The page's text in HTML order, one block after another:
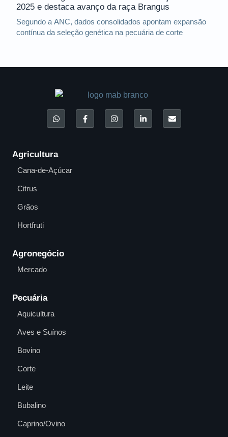
2025 e destaca avanço da raça Brangus
Segundo a ANC, dados consolidados apontam expansão
contínua da seleção genética na pecuária de corte
Agricultura
Cana-de-Açúcar
Citrus
Grãos
Hortfruti
Agronegócio
Mercado
Pecuária
Aquicultura
Aves e Suínos
Bovino
Corte
Leite
Bubalino
Caprino/Ovino